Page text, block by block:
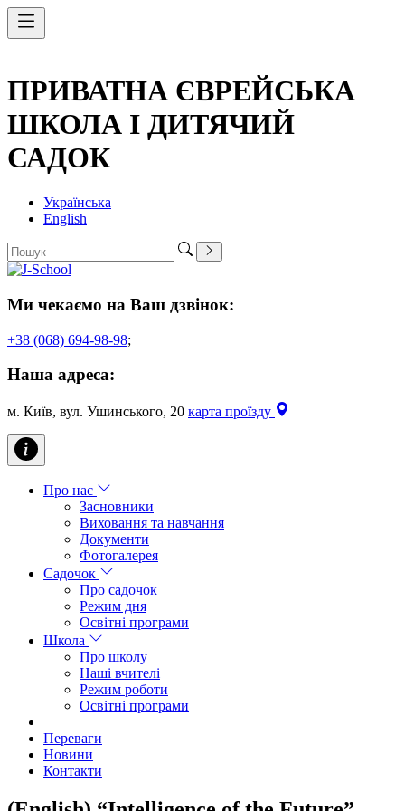
ПРИВАТНА ЄВРЕЙСЬКА
ШКОЛА І ДИТЯЧИЙ
САДОК
Українська
English
Ми чекаємо на Ваш дзвінок:
+38 (068) 694-98-98;
Наша адреса:
м. Київ, вул. Ушинського, 20 карта проїзду
Про нас
Засновники
Виховання та навчання
Документи
Фотогалерея
Садочок
Про садочок
Режим дня
Освітні програми
Школа
Про школу
Наші вчителі
Режим роботи
Освітні програми
Переваги
Новини
Контакти